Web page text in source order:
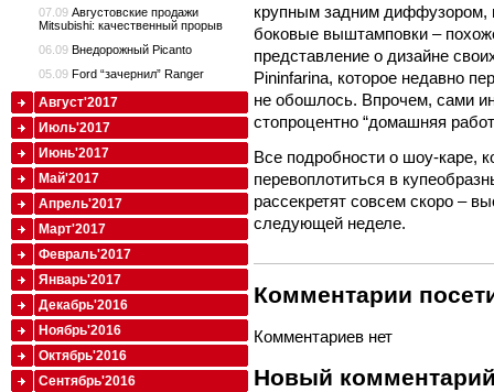
крупным задним
боковые выштамповки –
представление о дизайне
Pininfarina, которое недавно
не обошлось. Впрочем, сами
стопроцентно “домашняя
Все подробности о шоу-каре,
перевоплотиться в
рассекретят совсем скоро –
следующей неделе.
Комментарии
Комментариев нет
Новый
07.09 Августовские продажи
Mitsubishi: качественный прорыв
06.09 Внедорожный Picanto
05.09 Ford “зачернил” Ranger
Август'2017
Июль'2017
Июнь'2017
Май'2017
Апрель'2017
Март'2017
Февраль'2017
Январь'2017
Декабрь'2016
Ноябрь'2016
Октябрь'2016
Сентябрь'2016